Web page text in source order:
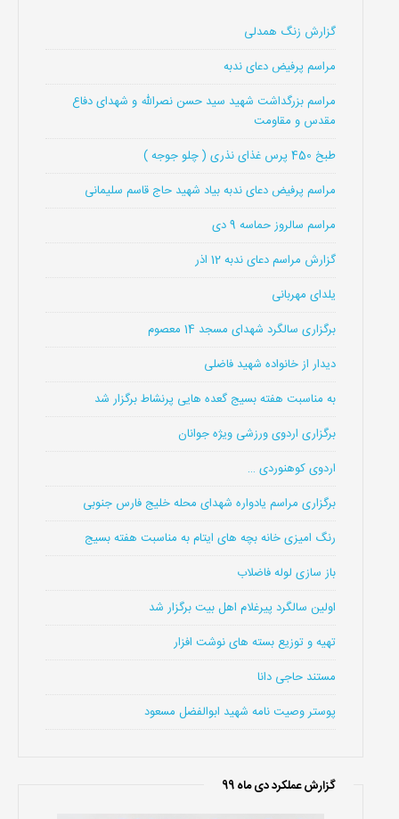
گزارش زنگ همدلی
مراسم پرفیض دعای ندبه
مراسم بزرگداشت شهید سید حسن نصرالله و شهدای دفاع
مقدس و مقاومت
طبخ 450 پرس غذای نذری ( چلو جوجه )
مراسم پرفیض دعای ندبه بیاد شهید حاج قاسم سلیمانی
مراسم سالروز حماسه 9 دی
گزارش مراسم دعای ندبه 12 اذر
یلدای مهربانی
برگزاری سالگرد شهدای مسجد 14 معصوم
دیدار از خانواده شهید فاضلی
به مناسبت هفته بسیج گعده هایی پرنشاط برگزار شد
برگزاری اردوی ورزشی ویژه جوانان
اردوی کوهنوردی …
برگزاری مراسم یادواره شهدای محله خلیج فارس جنوبی
رنگ امیزی خانه بچه های ایتام به مناسبت هفته بسیج
باز سازی لوله فاضلاب
اولین سالگرد پیرغلام اهل بیت برگزار شد
تهیه و توزیع بسته های نوشت افزار
مستند حاجی دانا
پوستر وصیت نامه شهید ابوالفضل مسعود
گزارش عملکرد دی ماه 99